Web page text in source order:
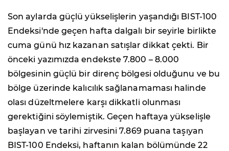
Son aylarda güçlü yükselişlerin yaşandığı BIST-100
Endeksi'nde geçen hafta dalgalı bir seyirle birlikte
cuma günü hız kazanan satışlar dikkat çekti. Bir
önceki yazımızda endekste 7.800 – 8.000
bölgesinin güçlü bir direnç bölgesi olduğunu ve bu
bölge üzerinde kalıcılık sağlanamaması halinde
olası düzeltmelere karşı dikkatli olunması
gerektiğini söylemiştik. Geçen haftaya yükselişle
başlayan ve tarihi zirvesini 7.869 puana taşıyan
BIST-100 Endeksi, haftanın kalan bölümünde 22